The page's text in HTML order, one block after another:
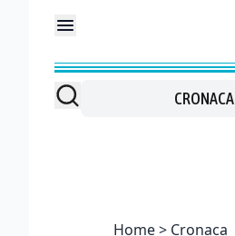
CRONACA
Home Cronaca